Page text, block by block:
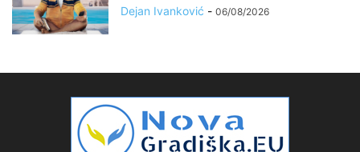
Dejan Ivanković - 06/08/2026